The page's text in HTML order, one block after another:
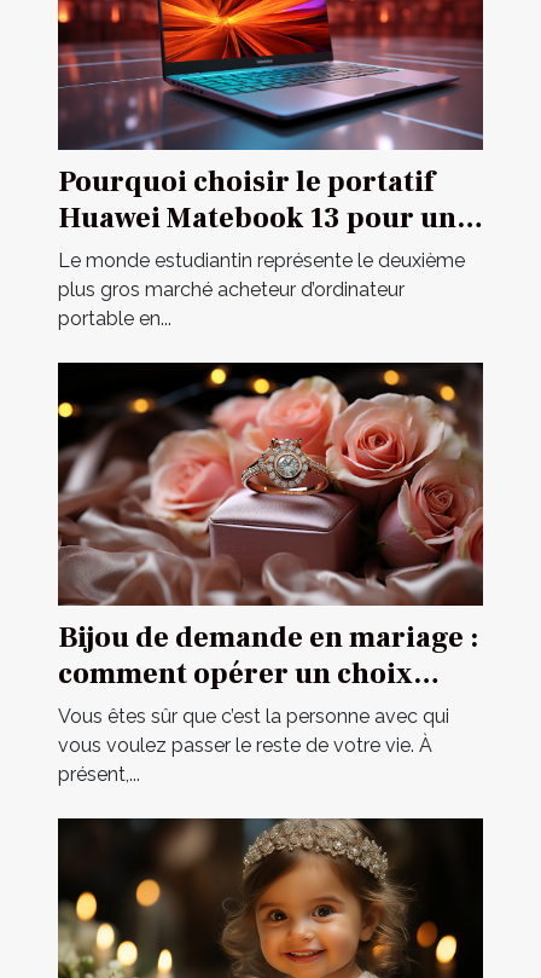
Pourquoi choisir le portatif
Huawei Matebook 13 pour un
étudiant ?
Le monde estudiantin représente le deuxième
plus gros marché acheteur d’ordinateur
portable en...
Bijou de demande en mariage :
comment opérer un choix
parfait ?
Vous êtes sûr que c’est la personne avec qui
vous voulez passer le reste de votre vie. À
présent,...